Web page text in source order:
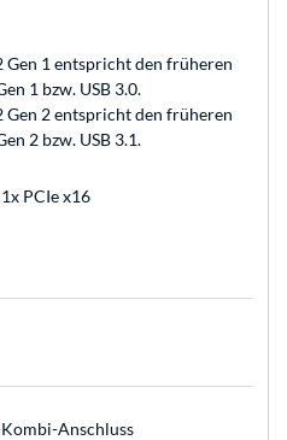
Gen 1 entspricht den früheren
1 bzw. USB 3.0.
Gen 2 entspricht den früheren
2 bzw. USB 3.1.
PCIe x16
Anschluss